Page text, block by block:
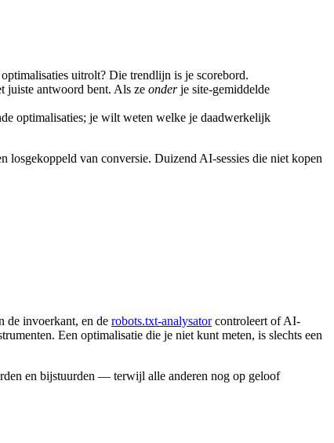
uitrolt? Die trendlijn is je scorebord.
juiste antwoord bent. Als ze onderje site-gemiddelde
optimalisaties; je wilt weten welke je daadwerkelijk
losgekoppeld van conversie. Duizend AI-sessies die niet kopen
de invoerkant, en de robots.txt-analysatorcontroleert of AI-
Een optimalisatie die je niet kunt meten, is slechts een
en bijstuurden — terwijl alle anderen nog op geloof